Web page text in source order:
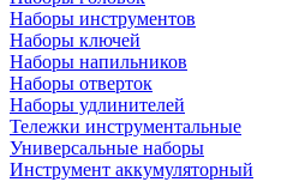
Наборы инструментов
Наборы ключей
Наборы напильников
Наборы отверток
Наборы удлинителей
Тележки инструментальные
Универсальные наборы
Инструмент аккумуляторный